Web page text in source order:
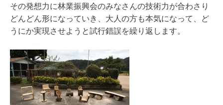
その発想力に林業振興会のみなさんの技術力が合わさり
どんどん形になっていき、大人の方も本気になって、ど
うにか実現させようと試行錯誤を繰り返します。